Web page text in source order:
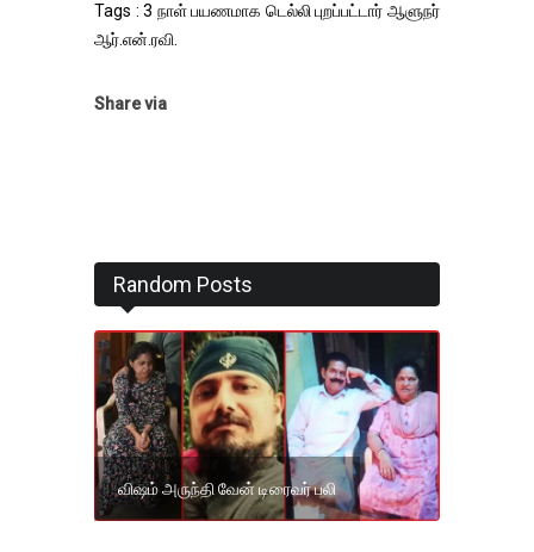
Tags : 3 நாள் பயணமாக டெல்லி புறப்பட்டார் ஆளுநர்
ஆர்.என்.ரவி.
Share via
Random Posts
விஷம் அருந்தி வேன் டிரைவர் பலி